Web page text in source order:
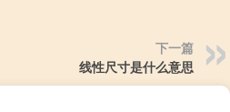
下一篇
线性尺寸是什么意思